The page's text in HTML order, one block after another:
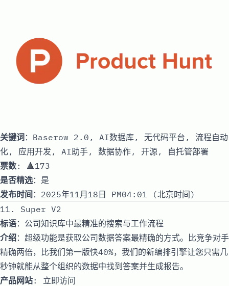
关键词：Baserow 2.0, AI数据库, 无代码平台, 流程自动
化, 应用开发, AI助手, 数据协作, 开源, 自托管部署
票数: 🔺173
是否精选：是
发布时间 ：2025年11月18日 PM04:01 (北京时间)
11. Super V2
标语：公司知识库中最精准的搜索与工作流程
介绍：超级功能是获取公司数据答案最精确的方式。比竞争对手
精确两倍，比我们第一版快40%，我们的新编排引擎让您只需几
秒钟就能从整个组织的数据中找到答案并生成报告。
产品网站: 立即访问